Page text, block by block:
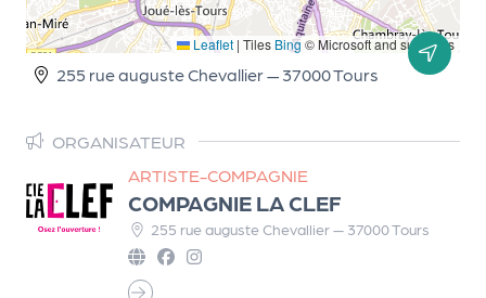
Leaflet | Tiles Bing© Microsoft and suppliers
255 rue auguste Chevallier — 37000 Tours
ORGANISATEUR
ARTISTE-COMPAGNIE
COMPAGNIE LA CLEF
255 rue auguste Chevallier — 37000 Tours
m
e
n
A
n
n
u